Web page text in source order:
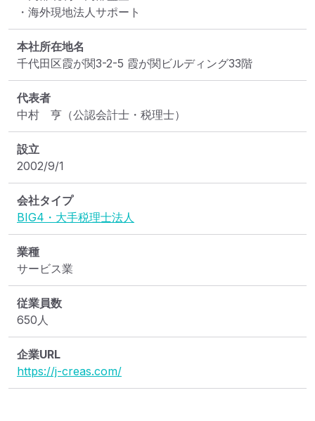
・海外現地法人サポート
本社所在地名
千代田区霞が関3-2-5 霞が関ビルディング33階
代表者
中村　亨（公認会計士・税理士）
設立
2002/9/1
会社タイプ
BIG4・大手税理士法人
業種
サービス業
従業員数
650人
企業URL
https://j-creas.com/